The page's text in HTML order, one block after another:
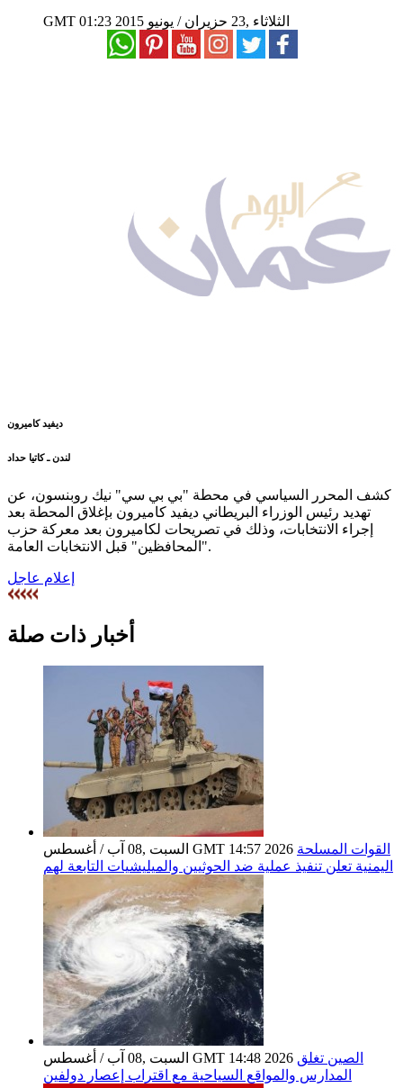
GMT 01:23 2015 الثلاثاء ,23 حزيران / يونيو
ديفيد كاميرون
لندن ـ كاتيا حداد
كشف المحرر السياسي في محطة "بي بي سي" نيك روبنسون، عن
تهديد رئيس الوزراء البريطاني ديفيد كاميرون بإغلاق المحطة بعد
إجراء الانتخابات، وذلك في تصريحات لكاميرون بعد معركة حزب
"المحافظين" قبل الانتخابات العامة.
إعلام عاجل
أخبار ذات صلة
السبت ,08 آب / أغسطس GMT 14:57 2026 القوات المسلحة
اليمنية تعلن تنفيذ عملية ضد الحوثيين والميليشيات التابعة لهم
السبت ,08 آب / أغسطس GMT 14:48 2026 الصين تغلق
المدارس والمواقع السياحية مع اقتراب إعصار دولفين